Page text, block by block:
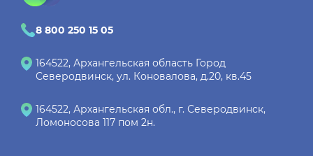
8 800 250 15 05
164522, Архангельская область Город
Северодвинск, ул. Коновалова, д.20, кв.45
164522, Архангельская обл., г. Северодвинск,
Ломоносова 117 пом 2н.